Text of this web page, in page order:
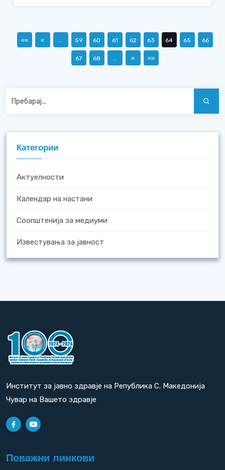
«« « … 59 60 61 62 63 64 65 66
67 68 … » »»
Категории
Актуелности
Календар на настани
Соопштенија за медиуми
Известувања за јавност
Институт за јавно здравје на Република С. Македонија
Чувар на Вашето здравје
Поважни линкови